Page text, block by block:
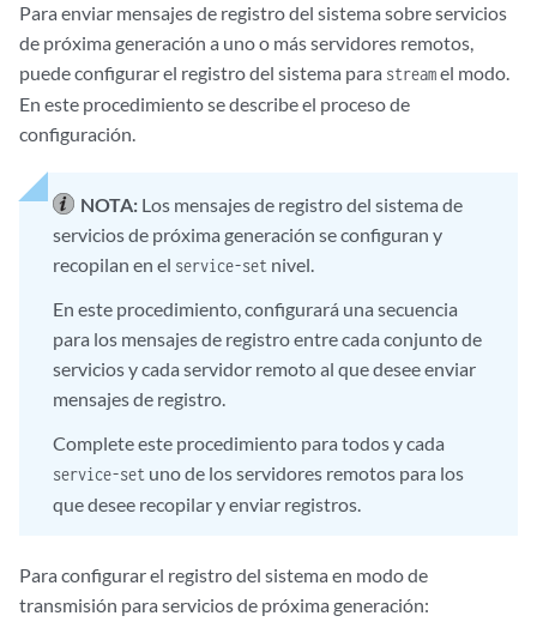
Para enviar mensajes de registro del sistema sobre servicios
de próxima generación a uno o más servidores remotos,
puede configurar el registro del sistema para streamel modo.
En este procedimiento se describe el proceso de
configuración.
NOTA: Los mensajes de registro del sistema de
servicios de próxima generación se configuran y
recopilan en el service-set nivel.
En este procedimiento, configurará una secuencia
para los mensajes de registro entre cada conjunto de
servicios y cada servidor remoto al que desee enviar
mensajes de registro.
Complete este procedimiento para todos y cada
service-set uno de los servidores remotos para los
que desee recopilar y enviar registros.
Para configurar el registro del sistema en modo de
transmisión para servicios de próxima generación: